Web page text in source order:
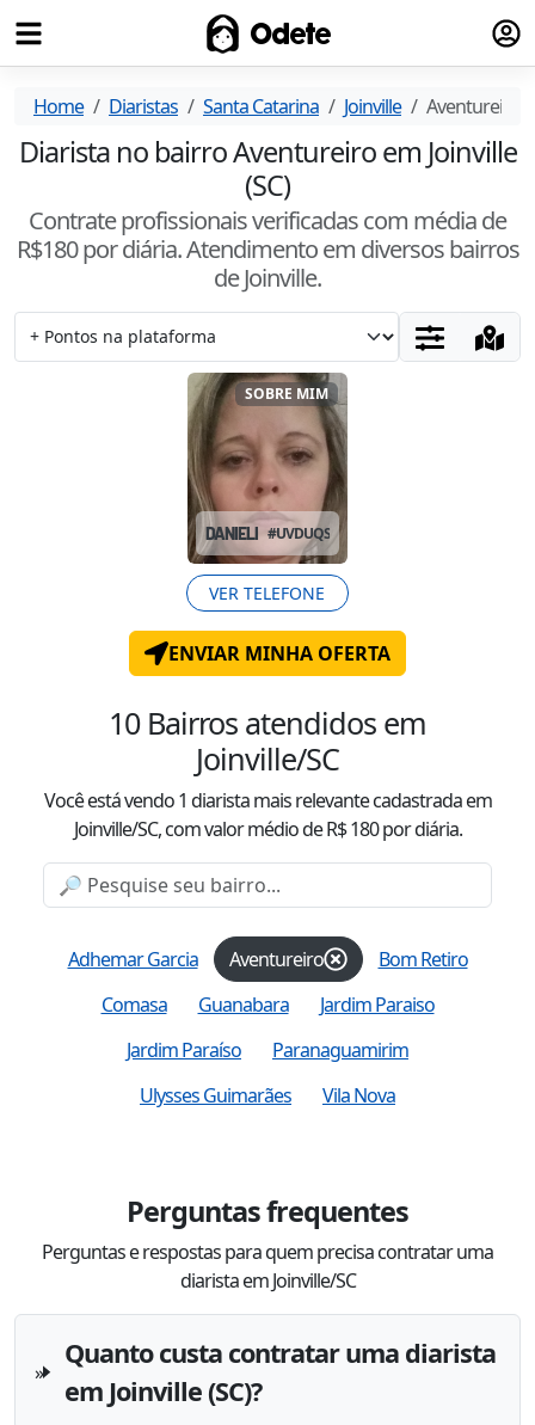
Odete
Home Diaristas Santa Catarina Joinville Aventureiro
Diarista no bairro Aventureiro em Joinville
(SC)
Contrate profissionais verificadas com média de
R$180por diária. Atendimentoem diversos bairros
de Joinville.
SOBRE MIM
DANIELI #UVDUQSQ4
VER TELEFONE
ENVIAR MINHA OFERTA
10 Bairros atendidos em
Joinville/SC
Você está vendo1 diarista mais relevante cadastrada em
Joinville/SC, com valormédiode R$180por diária.
Adhemar Garcia Aventureiro
Bom Retiro
Comasa
Guanabara
Jardim Paraiso
Jardim Paraíso
Paranaguamirim
Ulysses Guimarães
Vila Nova
Perguntas frequentes
Perguntas e respostas para quem precisa contratar uma
diarista em Joinville/SC
Quanto custa contratar uma diarista
em Joinville (SC)?